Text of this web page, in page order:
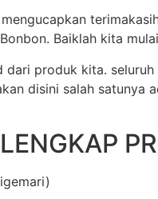
Baiklah kita
dari produk kita.
disini salah satunya